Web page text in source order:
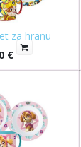
za hranu
€